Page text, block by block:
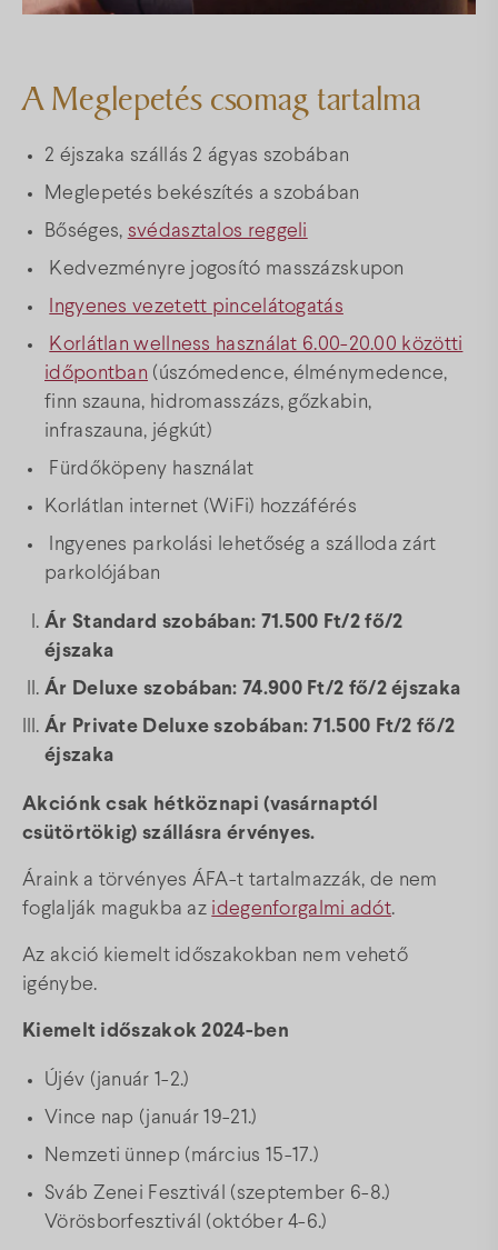
A Meglepetés csomag tartalma
2 éjszaka szállás 2 ágyas szobában
Meglepetés bekészítés a szobában
Bőséges, svédasztalos reggeli
Kedvezményre jogosító masszázskupon
Ingyenes vezetett pincelátogatás
Korlátlan wellness használat 6.00-20.00 közötti
időpontban (úszómedence, élménymedence,
finn szauna, hidromasszázs, gőzkabin,
infraszauna, jégkút)
Fürdőköpeny használat
Korlátlan internet (WiFi) hozzáférés
Ingyenes parkolási lehetőség a szálloda zárt
parkolójában
Ár Standard szobában: 71.500 Ft/2 fő/2
éjszaka
Ár Deluxe szobában: 74.900 Ft/2 fő/2 éjszaka
Ár Private Deluxe szobában: 71.500 Ft/2 fő/2
éjszaka
Akciónk csak hétköznapi (vasárnaptól
csütörtökig) szállásra érvényes.
Áraink a törvényes ÁFA-t tartalmazzák, de nem
foglalják magukba az idegenforgalmi adót.
Az akció kiemelt időszakokban nem vehető
igénybe.
Kiemelt időszakok 2024-ben
Újév (január 1-2.)
Vince nap (január 19-21.)
Nemzeti ünnep (március 15-17.)
Sváb Zenei Fesztivál (szeptember 6-8.)
Vörösborfesztivál (október 4-6.)